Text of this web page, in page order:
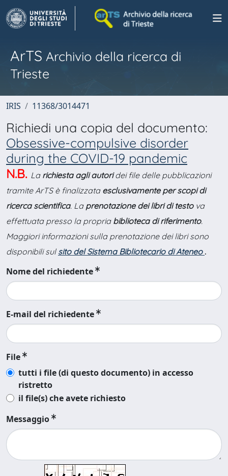
ArTS Archivio della ricerca di
Trieste
IRIS 11368/3014471
Richiedi una copia del documento:
Obsessive-compulsive disorder
during the COVID-19 pandemic
N.B. La richiesta agli autoridei file delle pubblicazioni
tramite ArTS è finalizzata esclusivamente per scopi di
ricerca scientifica. La prenotazione dei libri di testova
effettuata presso la propria biblioteca di riferimento.
Maggiori informazioni sulla prenotazione dei libri sono
disponibili sul sito del Sistema Bibliotecario di Ateneo .
Nome del richiedente
E-mail del richiedente
File
tutti i file (di questo documento) in accesso
ristretto
il file(s) che avete richiesto
Messaggio